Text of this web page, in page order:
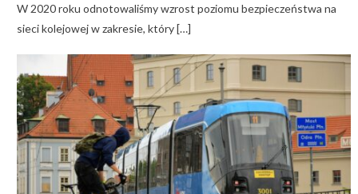
W 2020 roku odnotowaliśmy wzrost poziomu bezpieczeństwa na
sieci kolejowej w zakresie, który […]